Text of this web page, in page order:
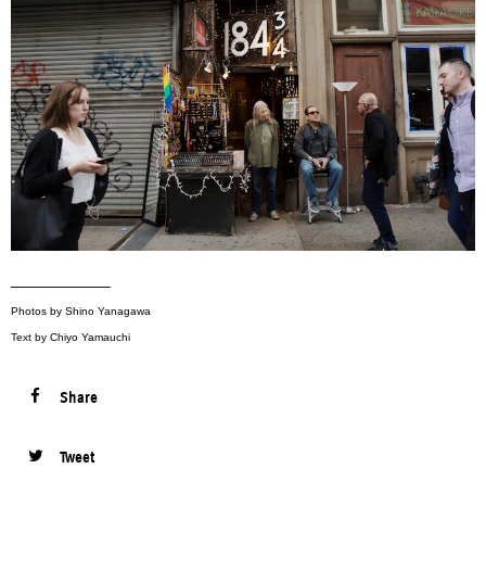
——————–
Photos by Shino Yanagawa
Text by Chiyo Yamauchi
Share
Tweet